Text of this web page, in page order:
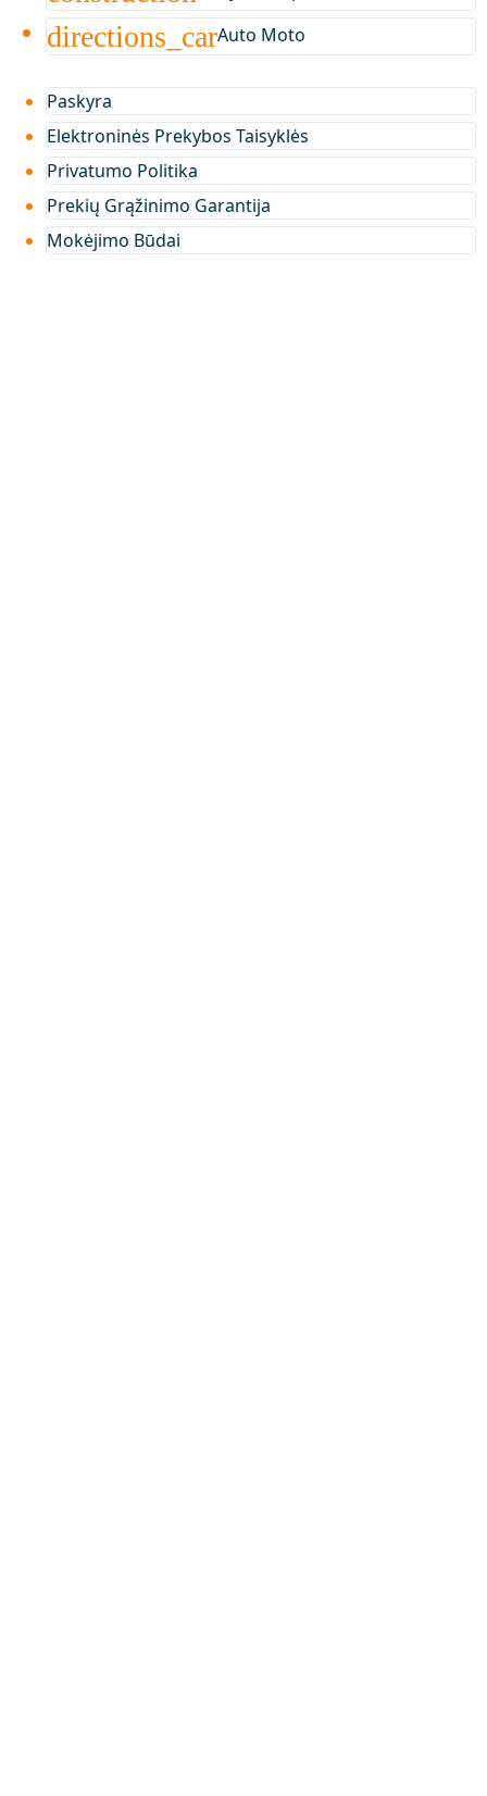
directions_carAuto Moto
Paskyra
Elektroninės Prekybos Taisyklės
Privatumo Politika
Prekių Grąžinimo Garantija
Mokėjimo Būdai